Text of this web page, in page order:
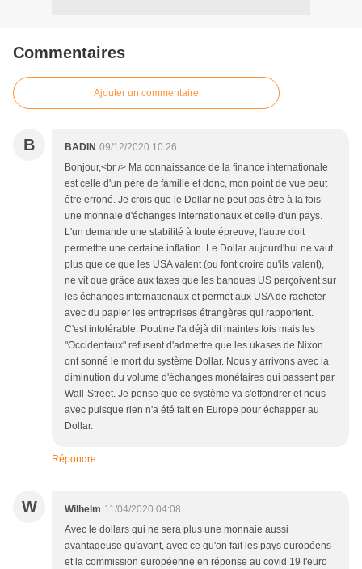
Commentaires
Ajouter un commentaire
B BADIN 09/12/2020 10:26
Bonjour,<br /> Ma connaissance de la finance internationale
est celle d'un père de famille et donc, mon point de vue peut
être erroné. Je crois que le Dollar ne peut pas être à la fois
une monnaie d'échanges internationaux et celle d'un pays.
L'un demande une stabilité à toute épreuve, l'autre doit
permettre une certaine inflation. Le Dollar aujourd'hui ne vaut
plus que ce que les USA valent (ou font croire qu'ils valent),
ne vit que grâce aux taxes que les banques US perçoivent sur
les échanges internationaux et permet aux USA de racheter
avec du papier les entreprises étrangères qui rapportent.
C'est intolérable. Poutine l'a déjà dit maintes fois mais les
"Occidentaux" refusent d'admettre que les ukases de Nixon
ont sonné le mort du système Dollar. Nous y arrivons avec la
diminution du volume d'échanges monétaires qui passent par
Wall-Street. Je pense que ce système va s'effondrer et nous
avec puisque rien n'a été fait en Europe pour échapper au
Dollar.
Répondre
W Wilhelm 11/04/2020 04:08
Avec le dollars qui ne sera plus une monnaie aussi
avantageuse qu'avant, avec ce qu'on fait les pays européens
et la commission européenne en réponse au covid 19 l'euro